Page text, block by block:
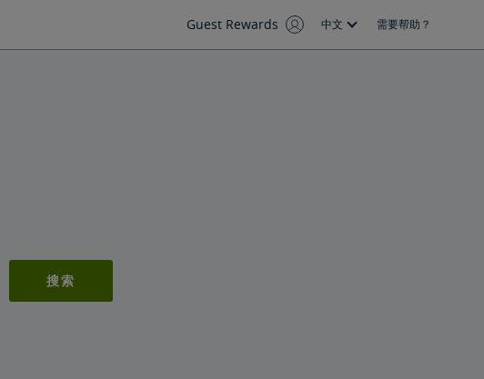
Guest Rewards 中文 需要帮助？
搜索